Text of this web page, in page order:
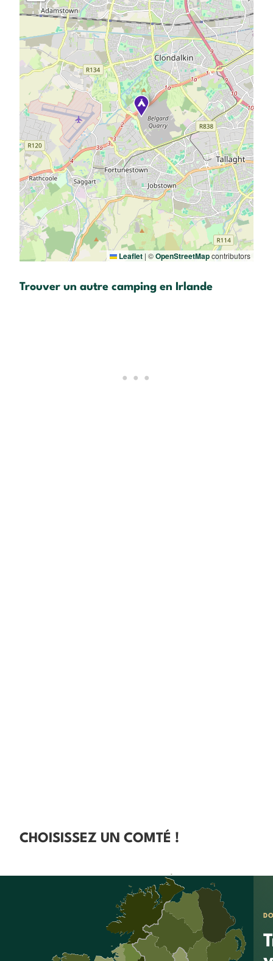
Leaflet | ©OpenStreetMapcontributors
Trouver un autre camping en Irlande
CHOISISSEZ UN COMTÉ !